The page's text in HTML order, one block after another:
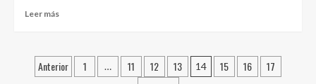
Leer más
gimnasio
en
Paginación
Anterior 1 … 11 12 13 14 15 16
17